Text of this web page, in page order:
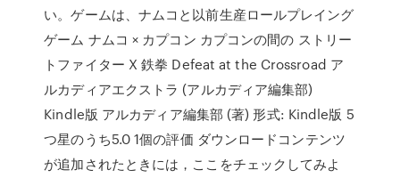
い。ゲームは、ナムコと以前生産ロールプレイング
ゲーム ナムコ × カプコン カプコンの間の ストリー
トファイター X 鉄拳 Defeat at the Crossroad ア
ルカディアエクストラ (アルカディア編集部)
Kindle版 アルカディア編集部 (著) 形式: Kindle版 5
つ星のうち5.0 1個の評価 ダウンロードコンテンツ
が追加されたときには，ここをチェックしてみよ